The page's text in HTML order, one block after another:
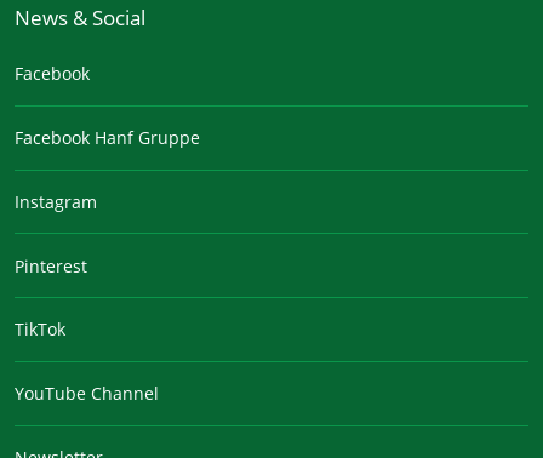
News & Social
Facebook
Facebook Hanf Gruppe
Instagram
Pinterest
TikTok
YouTube Channel